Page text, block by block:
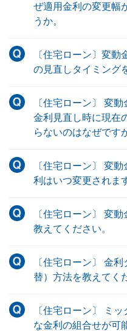
ぜ適用金利の変更幅
うか。
〔住宅ローン〕変動
の見直しタイミング
〔住宅ローン〕 変
金利見直し時に現在
らないのはなぜです
〔住宅ローン〕 変
利はいつ変更されま
〔住宅ローン〕 変
教えてください。
〔住宅ローン〕 金
替）方法を教えてく
〔住宅ローン〕 ミ
な金利の組合せが可